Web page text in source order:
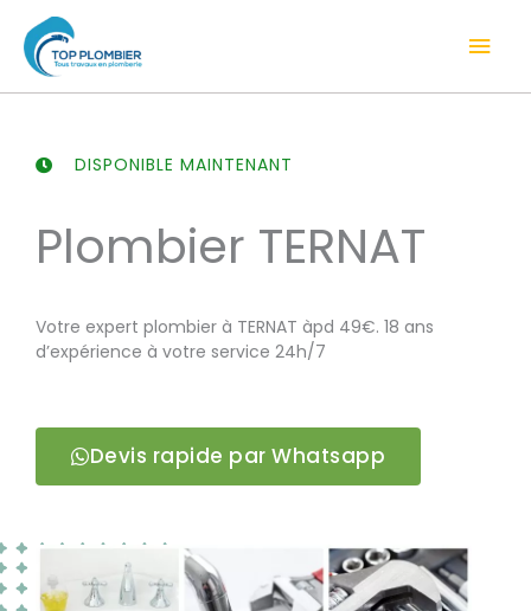
contenu
DISPONIBLE MAINTENANT
Plombier TERNAT
Votre expert plombier à TERNAT àpd 49€. 18 ans
d’expérience à votre service 24h/7
Devis rapide par Whatsapp